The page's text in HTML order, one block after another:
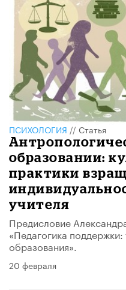
ПСИХОЛОГИЯ // Статья
образовании:
практики
учителя
Предисловие
«Педагогика
образования».
20 февраля